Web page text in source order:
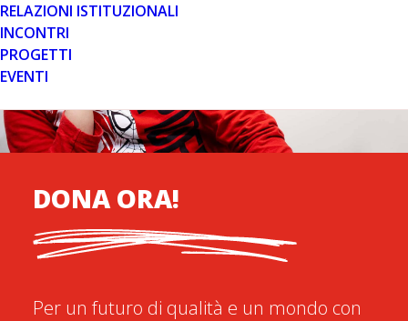
RELAZIONI ISTITUZIONALI
INCONTRI
PROGETTI
EVENTI
DONA ORA!
Per un futuro di qualità e un mondo con